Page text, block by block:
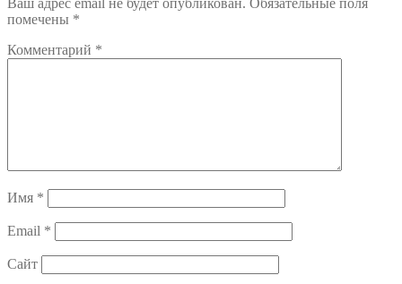
записям
помечены *
Комментарий *
Имя *
Email *
Сайт